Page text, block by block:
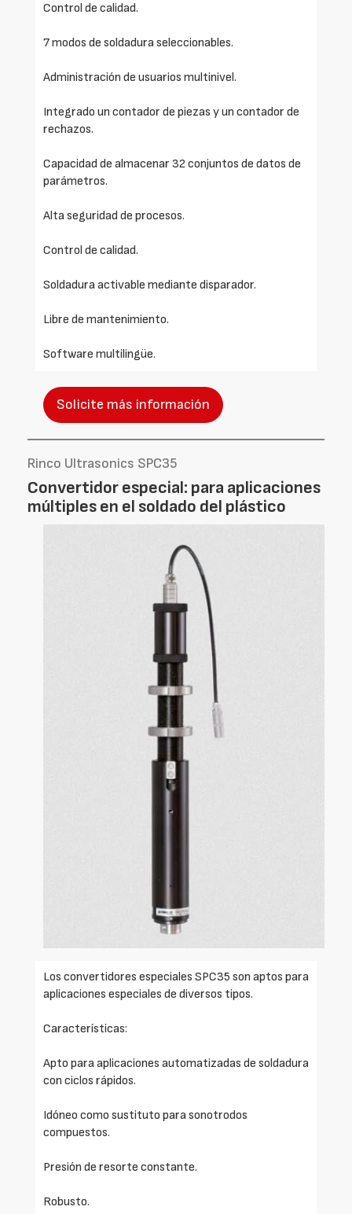
Control de calidad.
7 modos de soldadura seleccionables.
Administración de usuarios multinivel.
Integrado un contador de piezas y un contador de
rechazos.
Capacidad de almacenar 32 conjuntos de datos de
parámetros.
Alta seguridad de procesos.
Control de calidad.
Soldadura activable mediante disparador.
Libre de mantenimiento.
Software multilingüe.
Solicite más información
Rinco Ultrasonics SPC35
Convertidor especial: para aplicaciones
múltiples en el soldado del plástico
Los convertidores especiales SPC35 son aptos para
aplicaciones especiales de diversos tipos.
Características:
Apto para aplicaciones automatizadas de soldadura
con ciclos rápidos.
Idóneo como sustituto para sonotrodos
compuestos.
Presión de resorte constante.
Robusto.